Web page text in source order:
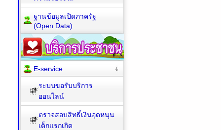
ฐานข้อมูลเปิดภาครัฐ
(Open Data)
E-service
ระบบขอรับบริการ
ออนไลน์
ตรวจสอบสิทธิ์เงินอุดหนุน
เด็กแรกเกิด